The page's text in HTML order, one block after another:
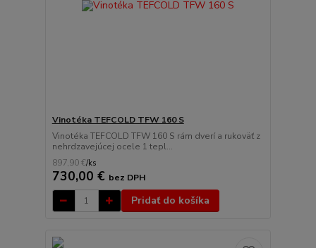
Vinotéka TEFCOLD TFW 160 S
Vinotéka TEFCOLD TFW 160 S rám dverí a rukoväť z
nehrdzavejúcej ocele 1 tepl...
897,90 €/ks
730,00 € bez DPH
Pridať do košíka